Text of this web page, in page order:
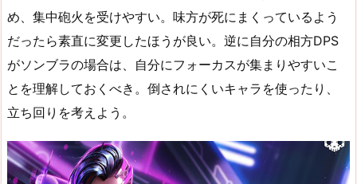
め、集中砲火を受けやすい。味方が死にまくっているよう
だったら素直に変更したほうが良い。逆に自分の相方DPS
がソンブラの場合は、自分にフォーカスが集まりやすいこ
とを理解しておくべき。倒されにくいキャラを使ったり、
立ち回りを考えよう。